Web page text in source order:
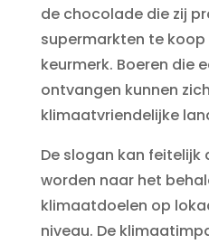
de chocolade die zij
supermarkten te
keurmerk. Boeren die
ontvangen kunnen
klimaatvriendelijke
De slogan kan
worden naar het
klimaatdoelen op
niveau. De